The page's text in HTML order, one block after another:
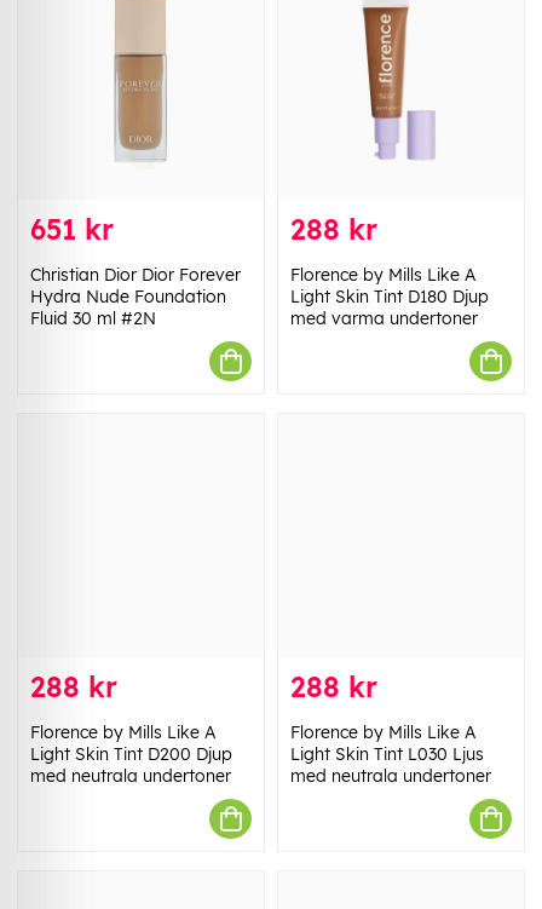
651 kr
Christian Dior Dior Forever
Hydra Nude Foundation
Fluid 30 ml #2N
288 kr
Florence by Mills Like A
Light Skin Tint D180 Djup
med varma undertoner
288 kr
Florence by Mills Like A
Light Skin Tint D200 Djup
med neutrala undertoner
288 kr
Florence by Mills Like A
Light Skin Tint L030 Ljus
med neutrala undertoner